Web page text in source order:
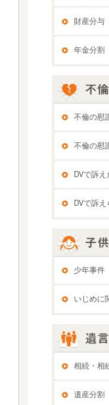
財産分与
年金分割
不倫の慰
不倫の慰
DVで訴
DVで訴
少年事件
いじめに
相続・相
遺産分割